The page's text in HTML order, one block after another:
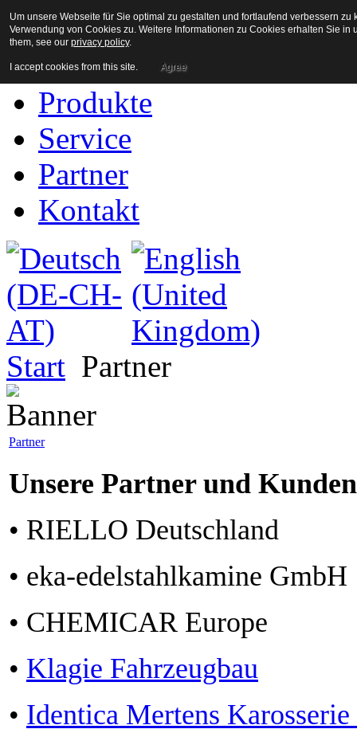
Home
Unternehmen
Produkte
Service
Partner
Kontakt
Start Partner
Partner
Unsere Partner und
• RIELLO Deutschland
• eka-edelstahlkamine GmbH
• CHEMICAR Europe
• Klagie Fahrzeugbau
• Identica Mertens
Um unsere Webseite für Sie optimal zu gestalten und fortlaufend verbessern
Verwendung von Cookies zu. Weitere Informationen zu Cookies erhalten Sie
them, see our privacy policy.
I accept cookies from this site. Agree